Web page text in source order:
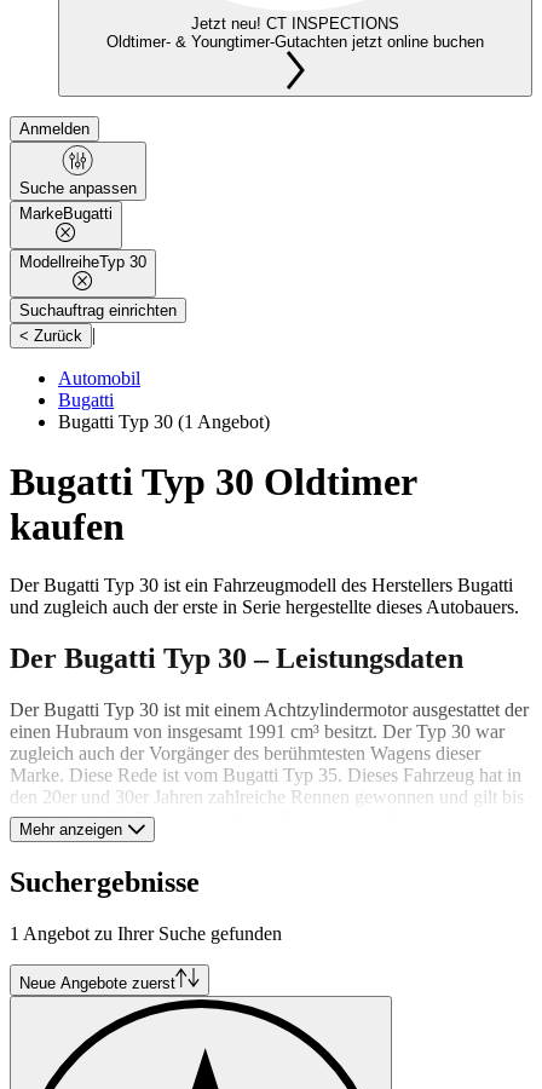
Jetzt neu! CT INSPECTIONS
Oldtimer- & Youngtimer-Gutachten jetzt online buchen
Anmelden
Suche anpassen
MarkeBugatti
ModellreiheTyp 30
Suchauftrag einrichten
< Zurück |
Automobil
Bugatti
Bugatti Typ 30 (1 Angebot)
Bugatti Typ 30 Oldtimer
kaufen
Der Bugatti Typ 30 ist ein Fahrzeugmodell des Herstellers Bugatti
und zugleich auch der erste in Serie hergestellte dieses Autobauers.
Der Bugatti Typ 30 – Leistungsdaten
Der Bugatti Typ 30 ist mit einem Achtzylindermotor ausgestattet der
einen Hubraum von insgesamt 1991 cm³ besitzt. Der Typ 30 war
zugleich auch der Vorgänger des berühmtesten Wagens dieser
Marke. Diese Rede ist vom Bugatti Typ 35. Dieses Fahrzeug hat in
den 20er und 30er Jahren zahlreiche Rennen gewonnen und gilt bis
heute als der Ur-Typ eines wahren Rennautomobils.
Zylinder besaß und auch die Entwicklung seines Nachfolgemodells
bedeutend prägte. Dazu kamen Bremsen die an allen vier Rädern
den Bremsvorgang einleiteten, was zur damaligen Zeit auch
einmalig war. Ein Merkmal welches beim Bugatti Typ 30 direkt
auffällt ist das verlängerte Chassis und die damit verbundene
Radaufhängung, die immer noch vom Vorgänger, dem Bugatti Typ
30 stammt. Der Motor war zudem der erste Motor der Achtzylinder
besaß und gleichzeitig 4 Ventile pro Zylinder hatte, die ebenfalls
über kleinere Kipphebel mit Hilfe der Nockenwelle gesteuert
werden konnten.
Mehr anzeigen
Suchergebnisse
1 Angebot zu Ihrer Suche gefunden
Neue Angebote zuerst